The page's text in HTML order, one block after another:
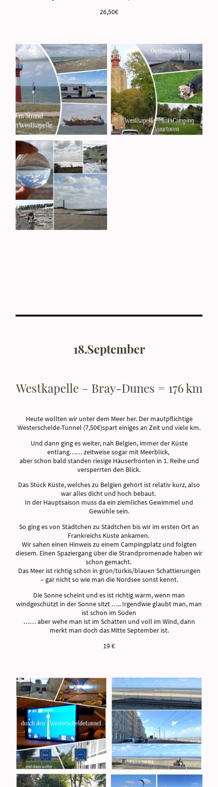
26,50€
18.September
Westkapelle – Bray-Dunes = 176 km
Heute wollten wir unter dem Meer her. Der mautpflichtige
Westerschelde-Tunnel (7,50€)spart einiges an Zeit und viele km.
Und dann ging es weiter, nah Belgien, immer der Küste
entlang…… zeitweise sogar mit Meerblick,
aber schon bald standen riesige Häuserfronten in 1. Reihe und
versperrten den Blick.
Das Stück Küste, welches zu Belgien gehört ist relativ kurz, also
war alles dicht und hoch bebaut.
In der Hauptsaison muss da ein ziemliches Gewimmel und
Gewühle sein.
So ging es von Städtchen zu Städtchen bis wir im ersten Ort an
Frankreichs Küste ankamen.
Wir sahen einen Hinweis zu einem Campingplatz und folgten
diesem. Einen Spaziergang über die Strandpromenade haben wir
schon gemacht.
Das Meer ist richtig schön in grün/türkis/blauen Schattierungen
– gar nicht so wie man die Nordsee sonst kennt.
Die Sonne scheint und es ist richtig warm, wenn man
windgeschützt in der Sonne sitzt ….. Irgendwie glaubt man, man
ist schon im Süden
…… aber wehe man ist im Schatten und voll im Wind, dann
merkt man doch das Mitte September ist.
19 €